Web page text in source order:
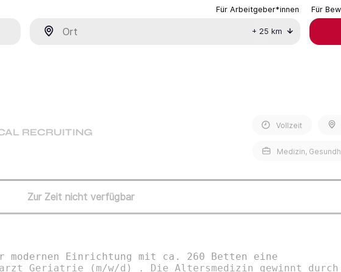
Für Arbeitgeber*innen Für
+ 25 km
RECRUITING
Vollzeit
Medizin,
Zur Zeit nicht verfügbar
modernen Einrichtung mit ca. 260 Betten eine
Geriatrie (m/w/d) . Die Altersmedizin gewinnt durch